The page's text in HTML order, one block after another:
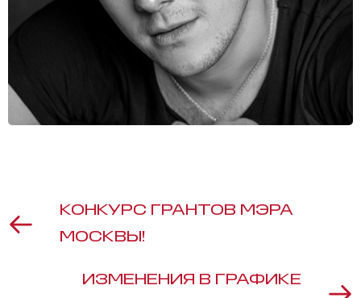
КОНКУРС ГРАНТОВ МЭРА
МОСКВЫ!
ИЗМЕНЕНИЯ В ГРАФИКЕ